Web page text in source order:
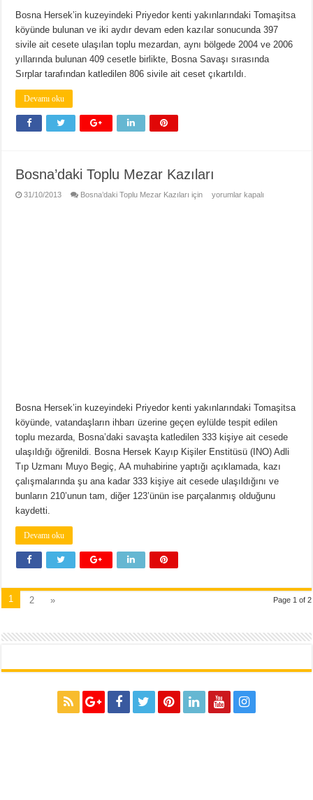
Bosna Hersek’in kuzeyindeki Priyedor kenti yakınlarındaki Tomaşitsa
köyünde bulunan ve iki aydır devam eden kazılar sonucunda 397
sivile ait cesete ulaşılan toplu mezardan, aynı bölgede 2004 ve 2006
yıllarında bulunan 409 cesetle birlikte, Bosna Savaşı sırasında
Sırplar tarafından katledilen 806 sivile ait ceset çıkartıldı.
Devamı oku
Bosna’daki Toplu Mezar Kazıları
31/10/2013 Bosna’daki Toplu Mezar Kazıları için yorumlar kapalı
Bosna Hersek’in kuzeyindeki Priyedor kenti yakınlarındaki Tomaşitsa
köyünde, vatandaşların ihbarı üzerine geçen eylülde tespit edilen
toplu mezarda, Bosna’daki savaşta katledilen 333 kişiye ait cesede
ulaşıldığı öğrenildi. Bosna Hersek Kayıp Kişiler Enstitüsü (INO) Adli
Tıp Uzmanı Muyo Begiç, AA muhabirine yaptığı açıklamada, kazı
çalışmalarında şu ana kadar 333 kişiye ait cesede ulaşıldığını ve
bunların 210’unun tam, diğer 123’ünün ise parçalanmış olduğunu
kaydetti.
Devamı oku
Page 1 of 2
1 2 »